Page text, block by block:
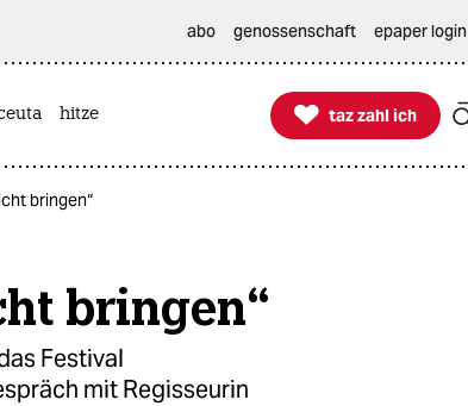
abo genossenschaft epaper login
hitze 
taz zahl ich
taz zahl ich
bringen“
bringen“
Festival
mit Regisseurin